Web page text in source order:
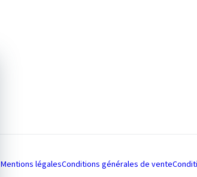
Mentions légalesConditions générales de vente